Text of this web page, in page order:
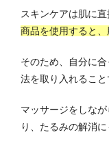
スキンケアは肌に直
商品を使用すると
そのため、自分に
法を取り入れること
マッサージをしな
り、たるみの解消に